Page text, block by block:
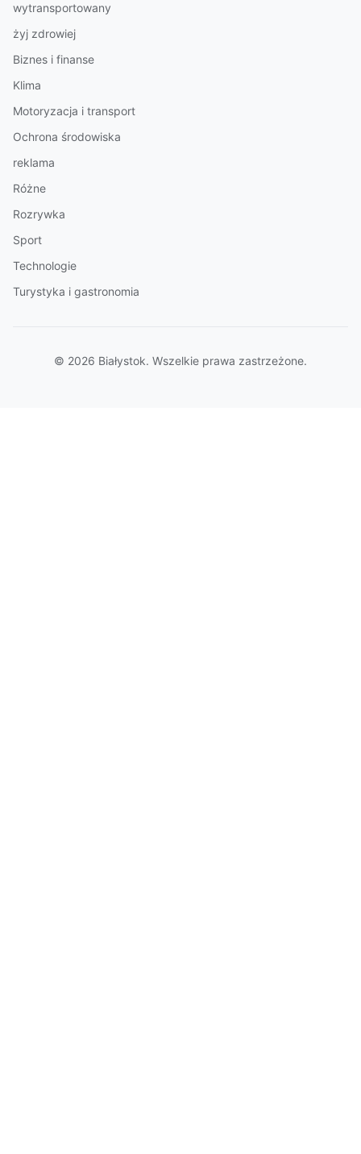
wytransportowany
żyj zdrowiej
Biznes i finanse
Klima
Motoryzacja i transport
Ochrona środowiska
reklama
Różne
Rozrywka
Sport
Technologie
Turystyka i gastronomia
© 2026 Białystok. Wszelkie prawa zastrzeżone.